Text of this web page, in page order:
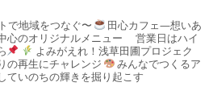
で地域をつなぐ〜
田心カフェ—想いあ
心のオリジナルメニュー 営業日はハイ
よみがえれ！浅草田圃プロジェク
の再生にチャレンジ
みんなでつくるア
ていのちの輝きを掘り起こす